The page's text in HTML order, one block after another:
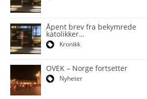
Åpent brev fra bekymrede
katolikker…
Kronikk
OVEK – Norge fortsetter
Nyheter